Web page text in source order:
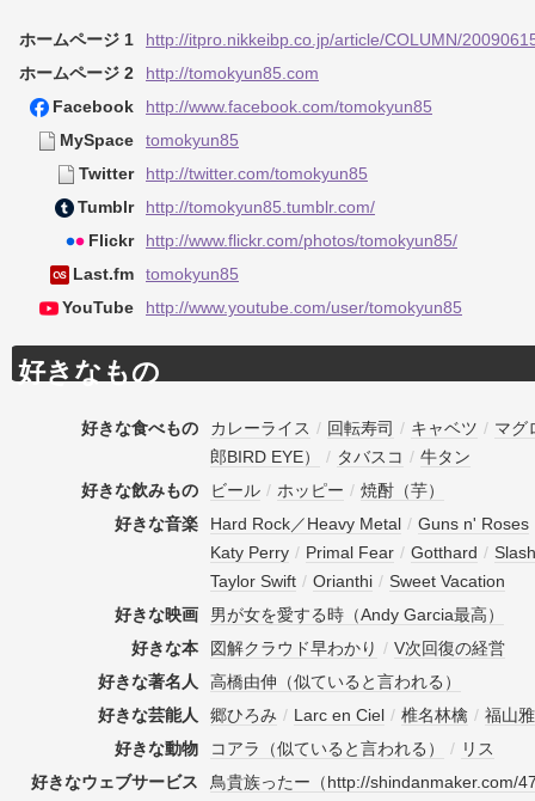
ホームページ 1
http://itpro.nikkeibp.co.jp/article/COLUMN/
ホームページ 2
http://tomokyun85.com
Facebook
http://www.facebook.com/tomokyun85
MySpace
tomokyun85
Twitter
http://twitter.com/tomokyun85
Tumblr
http://tomokyun85.tumblr.com/
Flickr
http://www.flickr.com/photos/tomokyun85/
Last.fm
tomokyun85
YouTube
http://www.youtube.com/user/tomokyun85
好きなもの
好きな食べもの カレーライス / 回転寿司 / キャベツ / マグ
郎BIRD EYE）
/ タバスコ / 牛タン
好きな飲みもの
ビール / ホッピー / 焼酎（芋）
好きな音楽
Hard Rock／Heavy Metal / Guns n' Roses
Katy Perry / Primal Fear / Gotthard /
Taylor Swift / Orianthi / Sweet Vacation
好きな映画
男が女を愛する時（Andy Garcia最高）
好きな本
図解クラウド早わかり / V次回復の経営
好きな著名人
高橋由伸（似ていると言われる）
好きな芸能人
郷ひろみ / Larc en Ciel / 椎名林檎 / 福山
好きな動物
コアラ（似ていると言われる） / リス
好きなウェブサービス
鳥貴族ったー（http://shindanmaker.com/